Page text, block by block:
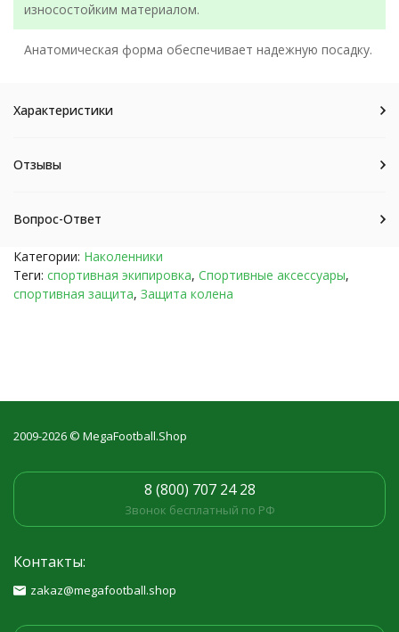
износостойким материалом.
Анатомическая форма обеспечивает надежную посадку.
Характеристики
Отзывы
Вопрос-Ответ
Категории: Наколенники
Теги: спортивная экипировка, Спортивные аксессуары,
спортивная защита, Защита колена
2009-2026 © MegaFootball.Shop
8 (800) 707 24 28
Звонок бесплатный по РФ
Контакты:
zakaz@megafootball.shop